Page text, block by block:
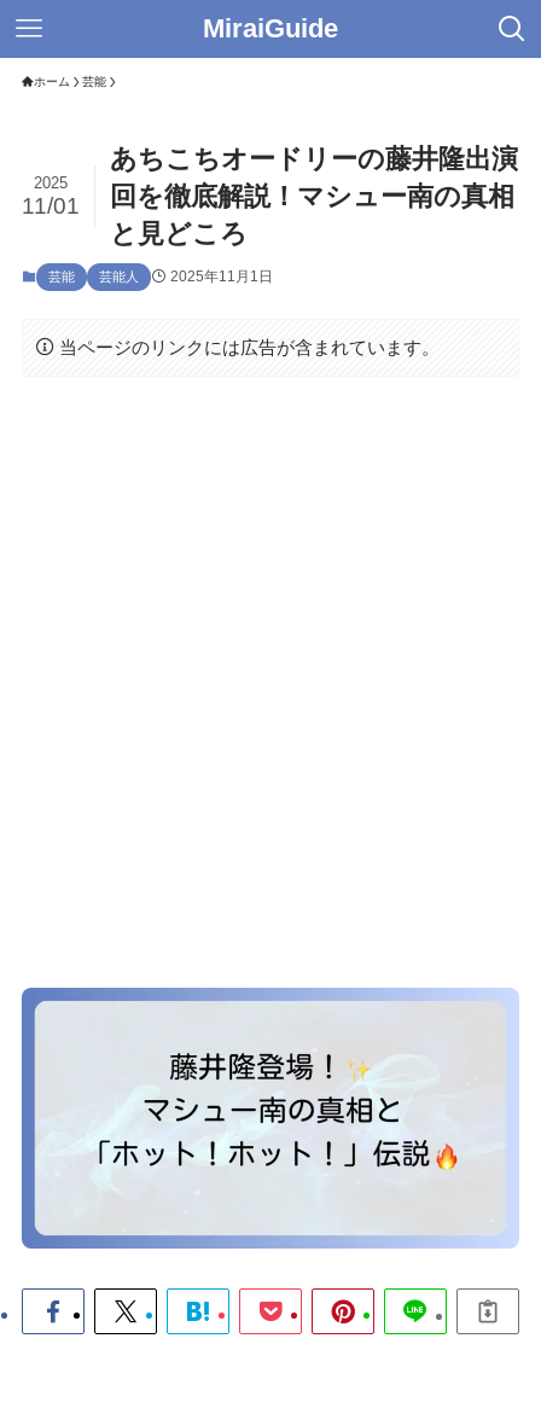
MiraiGuide
ホーム 芸能
あちこちオードリーの藤井隆出演
回を徹底解説！マシュー南の真相
と見どころ
2025
11/01
芸能 芸能人 2025年11月1日
当ページのリンクには広告が含まれています。